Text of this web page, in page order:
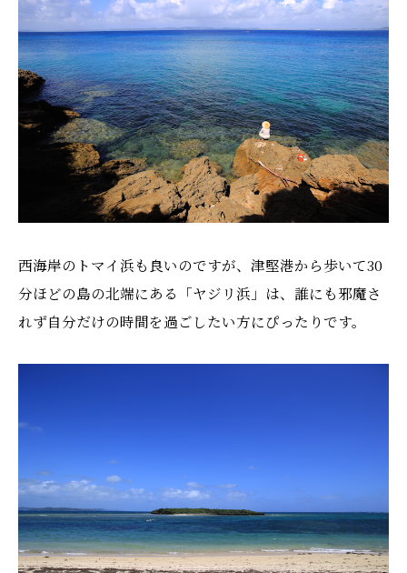
西海岸のトマイ浜も良いのですが、津堅港から歩いて30
分ほどの島の北端にある「ヤジリ浜」は、誰にも邪魔さ
れず自分だけの時間を過ごしたい方にぴったりです。